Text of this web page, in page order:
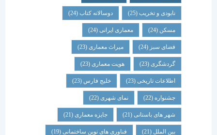
نابودی و تخریب(25) دوسالانه کتاب(24)
معماری ایرانی(24)
فضای سبز(24) میراث معماری(23)
گردشگری(23) هویت معماری(23)
اطلاعات تاریخی(23) خلیج فارس(23)
(22) نمای شهری(22)
شهر های باستانی(21) جایزه معماری(21)
(21) فناوری های نوین ساختمانی(19)